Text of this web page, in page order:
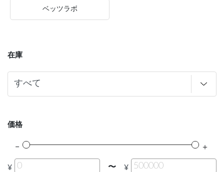
ベッツラボ
在庫
価格
¥ 〜 ¥